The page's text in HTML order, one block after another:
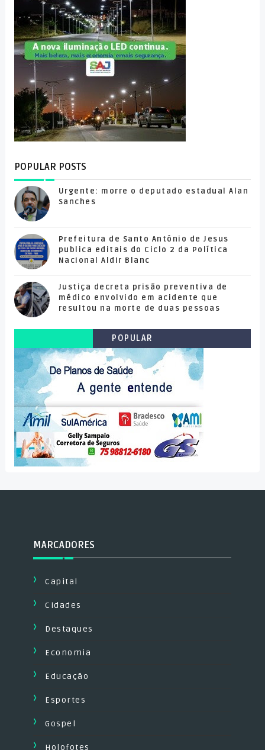
POPULAR POSTS
Urgente: morre o deputado estadual Alan
Sanches
Prefeitura de Santo Antônio de Jesus
publica editais do Ciclo 2 da Política
Nacional Aldir Blanc
Justiça decreta prisão preventiva de
médico envolvido em acidente que
resultou na morte de duas pessoas
POPULAR
MARCADORES
Capital
Cidades
Destaques
Economia
Educação
Esportes
Gospel
Holofotes